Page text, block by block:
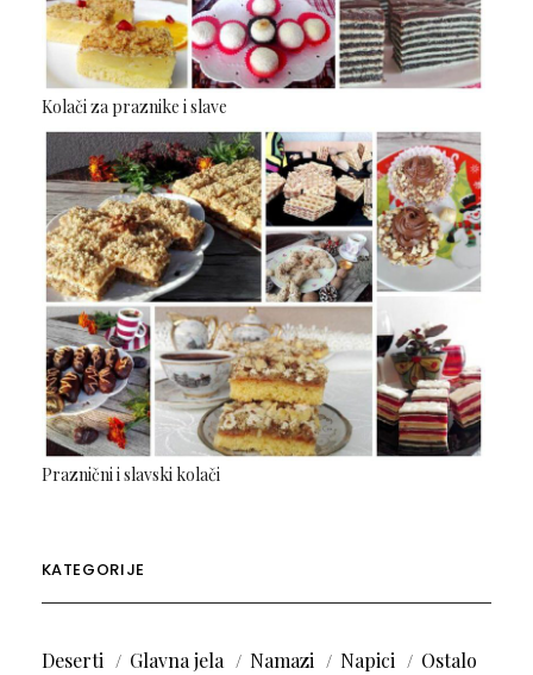
Kolači za praznike i slave
Praznični i slavski kolači
KATEGORIJE
Deserti Glavna jela Namazi Napici
Ostalo